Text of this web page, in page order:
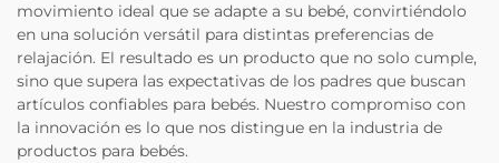
movimiento ideal que se adapte a su bebé, convirtiéndolo
en una solución versátil para distintas preferencias de
relajación. El resultado es un producto que no solo cumple,
sino que supera las expectativas de los padres que buscan
artículos confiables para bebés. Nuestro compromiso con
la innovación es lo que nos distingue en la industria de
productos para bebés.